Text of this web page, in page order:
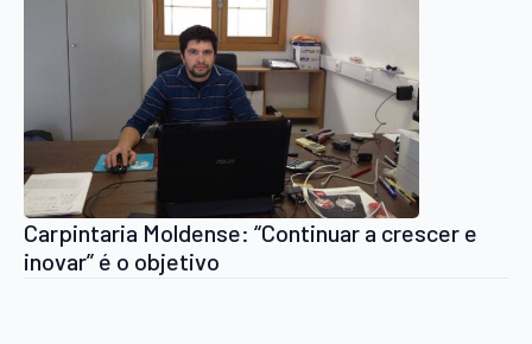
Carpintaria Moldense: “Continuar a crescer e
inovar” é o objetivo